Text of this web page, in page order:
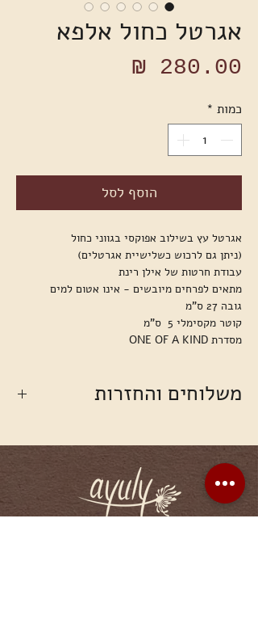
אגרטל כחול אלפא
מחיר
כמות *
הוסף לסל
אגרטל עץ בשילוב אפוקסי בגווני כחול
(ניתן גם לרכוש כשלישיית אגרטלים)
עבודת חרטות של אילן רינת
מתאים לפרחים מיובשים - אינו אטום למים
גובה 27 ס"מ
קוטר מקסימלי 5 ס"מ
מסדרת ONE OF A KIND
משלוחים והחזרות
שקלים (מחיר זה אינו כולל משלוחים לאילת
ולערבה)
איסוף עצמי מגדרה בתיאום מראש בטלפון - חינם
לא ניתן להחזיר/להחליף זרים
ניתן להחזיר כלים שלא נעשה בהם שימוש, עד 14